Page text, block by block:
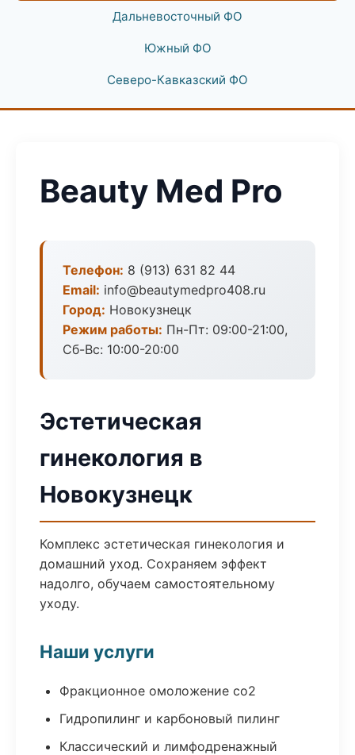
Дальневосточный ФО
Южный ФО
Северо-Кавказский ФО
Beauty Med Pro
Телефон: 8 (913) 631 82 44
Email: info@beautymedpro408.ru
Город: Новокузнецк
Режим работы: Пн-Пт: 09:00-21:00,
Сб-Вс: 10:00-20:00
Эстетическая
гинекология в
Новокузнецк
Комплекс эстетическая гинекология и
домашний уход. Сохраняем эффект
надолго, обучаем самостоятельному
уходу.
Наши услуги
Фракционное омоложение co2
Гидропилинг и карбоновый пилинг
Классический и лимфодренажный